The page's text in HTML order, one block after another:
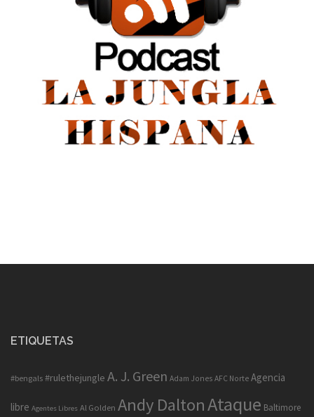
ETIQUETAS
#bengals #rulethejungle A. J. Green Adam Jones AFC Norte Agencia
libre Agentes Libres Al Golden Andy DaltonAtaque Baltimore